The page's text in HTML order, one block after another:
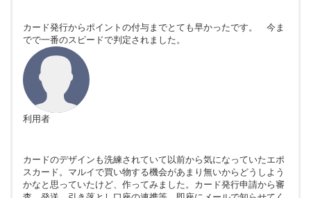
カード発行からポイントの付与までとても早かったです。 今ま
でで一番のスピードで判定されました。
利用者
カードのデザインも洗練されていて以前から気になっていたエポ
スカード。マルイで買い物する機会があまり無いからどうしよう
かなと思っていたけど、作ってみました。カード発行申請から審